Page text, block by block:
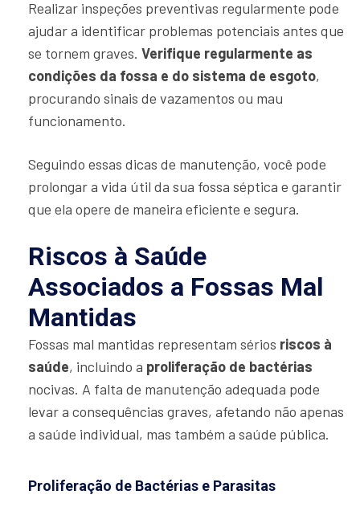
Realizar inspeções preventivas regularmente pode
ajudar a identificar problemas potenciais antes que
se tornem graves. Verifique regularmente as
condições da fossa e do sistema de esgoto,
procurando sinais de vazamentos ou mau
funcionamento.
Seguindo essas dicas de manutenção, você pode
prolongar a vida útil da sua fossa séptica e garantir
que ela opere de maneira eficiente e segura.
Riscos à Saúde
Associados a Fossas Mal
Mantidas
Fossas mal mantidas representam sérios riscos à
saúde, incluindo a proliferação de bactérias
nocivas. A falta de manutenção adequada pode
levar a consequências graves, afetando não apenas
a saúde individual, mas também a saúde pública.
Proliferação de Bactérias e Parasitas